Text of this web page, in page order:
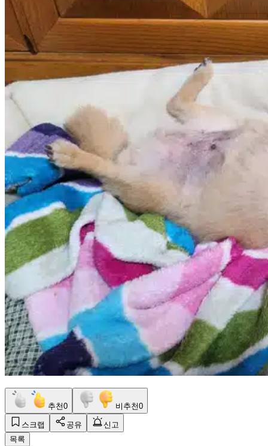
추천0 비추천0
스크랩 공유
신고
목록